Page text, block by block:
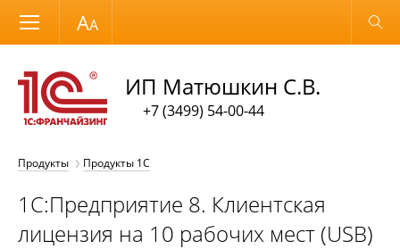
Размер шрифта Обычная версия
ИП Матюшкин С.В.
+7 (3499) 54-00-44
Продукты Продукты 1С
1С:Предприятие 8. Клиентская
лицензия на 10 рабочих мест (USB)